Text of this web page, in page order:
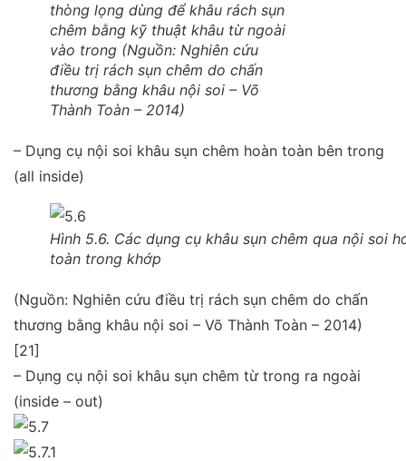
thòng lọng dùng để khâu rách sụn
chêm bằng kỹ thuật khâu từ ngoài
vào trong (Nguồn: Nghiên cứu
điều trị rách sụn chêm do chấn
thương bằng khâu nội soi – Võ
Thành Toàn – 2014)
– Dụng cụ nội soi khâu sụn chêm hoàn toàn bên trong
(all inside)
Hình 5.6. Các dụng cụ khâu sụn chêm qua nội soi
toàn trong khớp
(Nguồn: Nghiên cứu điều trị rách sụn chêm do chấn
thương bằng khâu nội soi – Võ Thành Toàn – 2014)
[21]
– Dụng cụ nội soi khâu sụn chêm từ trong ra ngoài
(inside – out)